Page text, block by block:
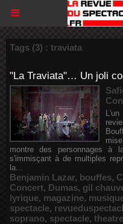
Tags (3) : traviata
"La Traviata"… Un joli
montre des personnages à
s'immisçant à de multiples
la...
Benjamin Lazar, bouffes,
Concert, Dumas, gil
lyrique, magazine,
spectacle,
soprano, spectacle, theatre